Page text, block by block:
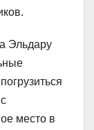
Эльдару
место в